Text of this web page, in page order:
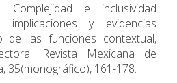
Complejidad e inclusividad
implicaciones y evidencias
de las funciones contextual,
Revista Mexicana de
35(monográfico), 161-178.